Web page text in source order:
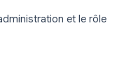
et le rôle